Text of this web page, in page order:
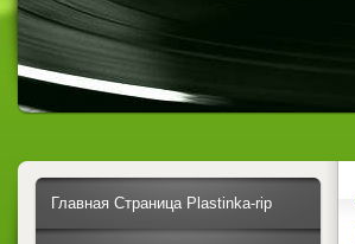
Главная Страница Plastinka-rip